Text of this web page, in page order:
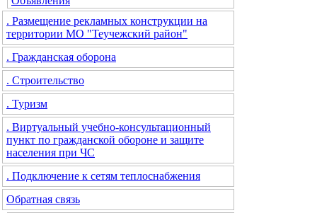
. Размещение рекламных конструкции на
территории МО "Теучежский район"
. Гражданская оборона
. Строительство
. Туризм
. Виртуальный учебно-консультационный
пункт по гражданской обороне и защите
населения при ЧС
. Подключение к сетям теплоснабжения
Обратная связь